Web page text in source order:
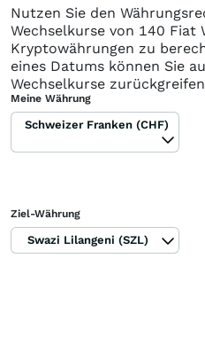
Nutzen Sie den
Wechselkurse von 140 Fiat
Kryptowährungen zu
eines Datums können Sie
Wechselkurse
Meine Währung
Schweizer Franken (CHF)
Ziel-Währung
Swazi Lilangeni (SZL)